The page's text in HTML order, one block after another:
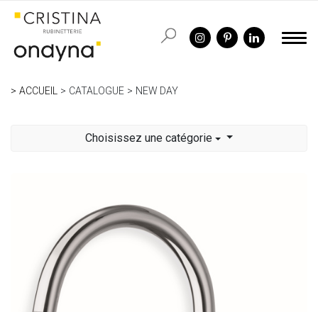
ACCUEIL CATALOGUE NEW DAY
Choisissez une catégorie